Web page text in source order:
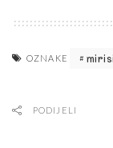
OZNAKE mirisi
PODIJELI